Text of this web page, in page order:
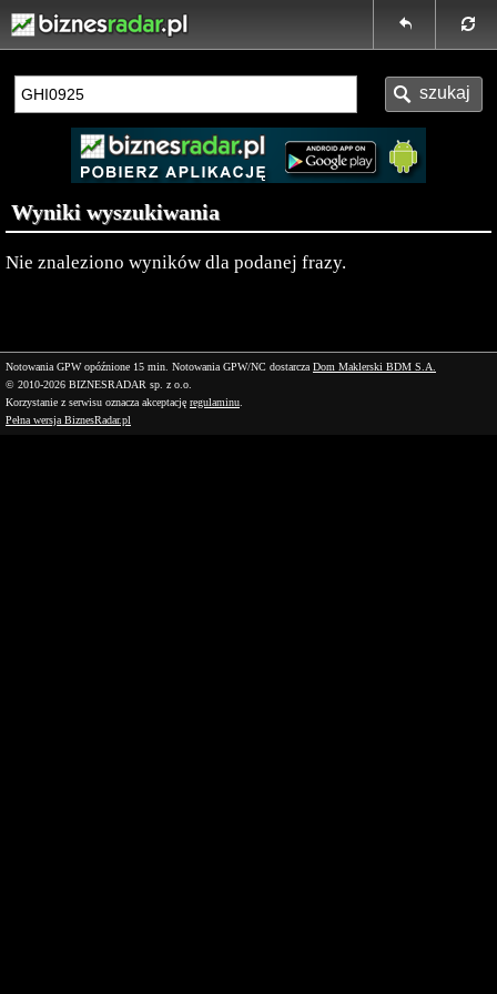
Wyniki wyszukiwania
Nie znaleziono wyników dla podanej frazy.
Notowania GPW opóźnione 15 min. Notowania GPW/NC dostarcza Dom Maklerski BDM S.A.
© 2010-2026 BIZNESRADAR sp. z o.o.
Korzystanie z serwisu oznacza akceptację regulaminu
Pełna wersja BiznesRadar.pl